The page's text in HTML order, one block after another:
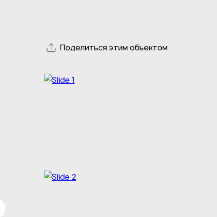
Поделиться этим объектом